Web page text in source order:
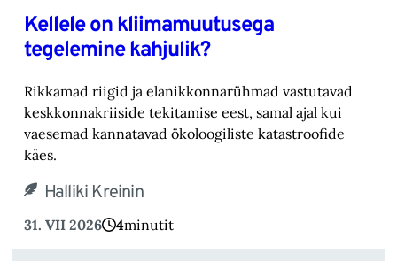
Kellele on kliimamuutusega
tegelemine kahjulik?
Rikkamad riigid ja elanikkonnarühmad vastutavad
keskkonnakriiside tekitamise eest, samal ajal kui
vaesemad kannatavad ökoloogiliste katastroofide
käes.
Halliki Kreinin
31. VII 2026 4minutit